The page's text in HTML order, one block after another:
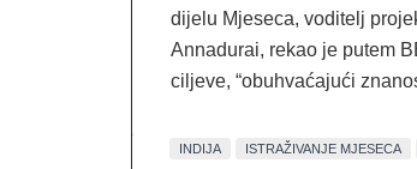
dijelu Mjeseca, voditelj
Annadurai, rekao je putem
ciljeve, “obuhvaćajući
INDIJA ISTRAŽIVANJE MJESECA